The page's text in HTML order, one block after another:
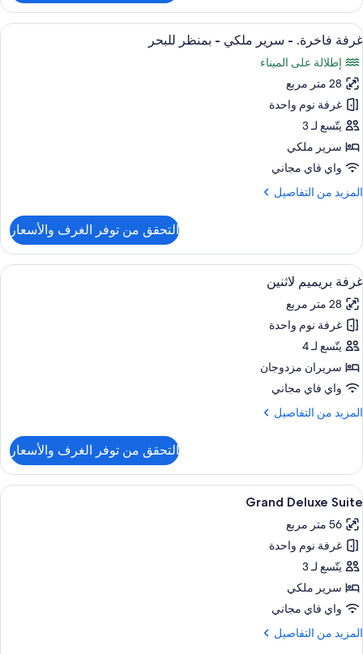
غرفة
فاخرة.
-
سرير
ملكي
استعراض
جميع
صور
غرفة
فاخرة.
-
سرير
ملكي
بمنظر
7
غرفة فاخرة. - سرير ملكي - بمنظر للبحر
إطلالة على الميناء
28 متر مربع
غرفة نوم واحدة
يتّسع لـ 3
سرير ملكي
واي فاي مجاني
المزيد من التفاصيل
المزيد
غرفة
فاخرة.
-
سرير
ملكي
بمنظر
للبحر
التحقق من توفر الغرف والأسعار
استعراض
جميع
صور
غرفة
بريميم
لاثنين
ملاءات للفراش لا تسبب الحساسية وميني
7
غرفة بريميم لاثنين
28 متر مربع
غرفة نوم واحدة
يتّسع لـ 4
سريران مزدوجان
واي فاي مجاني
المزيد من التفاصيل
المزيد
غرفة
بريميم
لاثنين
التحقق من توفر الغرف والأسعار
استعراض
جميع
صور
Grand
Deluxe
Suite
ملاءات للفراش لا تسبب الحساسية وميني
6
Grand Deluxe Suite
56 متر مربع
غرفة نوم واحدة
يتّسع لـ 3
سرير ملكي
واي فاي مجاني
المزيد من التفاصيل
المزيد